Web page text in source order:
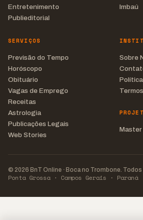
Entretenimento
Publieditorial
Imbaú
SERVIÇOS
Previsão do Tempo
Horóscopo
Obituário
Vagas de Emprego
Receitas
Astrologia
Publicações Legais
Web Stories
Sobre
Master
© 2026 BnT Online · Boca no Trombone.
Ponta Grossa · Campos Gerais · Paraná